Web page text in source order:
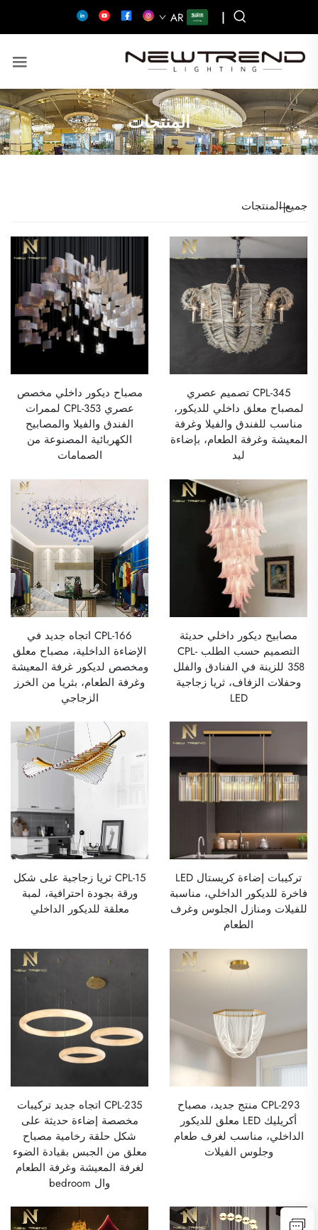
|
AR
المنتجات
جميع المنتجات
CPL-345 تصميم عصري
لمصباح معلق داخلي للديكور،
مناسب للفندق والفيلا وغرفة
المعيشة وغرفة الطعام، بإضاءة
ليد
مصباح ديكور داخلي مخصص
عصري CPL-353 لممرات
الفندق والفيلا والمصابيح
الكهربائية المصنوعة من
الصمامات
مصابيح ديكور داخلي حديثة
التصميم حسب الطلب CPL-
358 للزينة في الفنادق والفلل
وحفلات الزفاف، ثريا زجاجية
LED
CPL-166 اتجاه جديد في
الإضاءة الداخلية، مصباح معلق
ومخصص لديكور غرفة المعيشة
وغرفة الطعام، بثريا من الخرز
الزجاجي
تركيبات إضاءة كريستال LED
فاخرة للديكور الداخلي، مناسبة
للفيلات ومنازل الجلوس وغرف
الطعام
CPL-15 ثريا زجاجية على شكل
ورقة بجودة احترافية، لمبة
معلقة للديكور الداخلي
CPL-293 منتج جديد، مصباح
أكريليك LED معلق للديكور
الداخلي، مناسب لغرف طعام
وجلوس الفيلات
CPL-235 اتجاه جديد تركيبات
مخصصة إضاءة حديثة على
شكل حلقة رخامية مصباح
معلق من الجبس بقيادة الضوء
لغرفة المعيشة وغرفة الطعام
وال bedroom